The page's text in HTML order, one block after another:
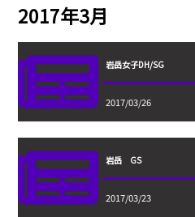
2017年3月
岩岳女子DH/SG
2017/03/26
岩岳 GS
2017/03/23